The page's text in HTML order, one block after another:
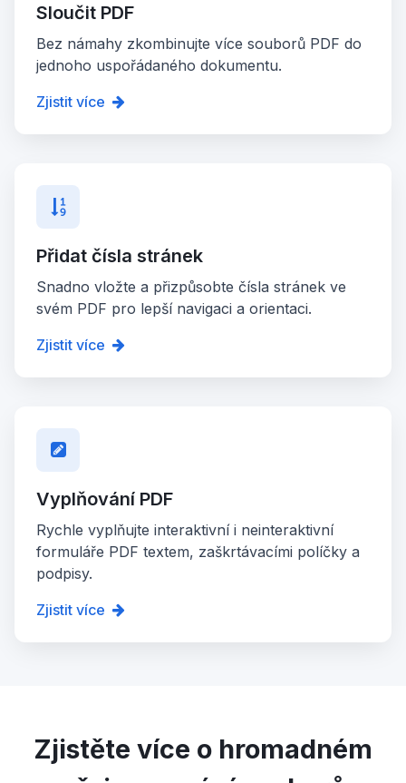
Sloučit PDF
Bez námahy zkombinujte více souborů PDF do
jednoho uspořádaného dokumentu.
Zjistit více
Přidat čísla stránek
Snadno vložte a přizpůsobte čísla stránek ve
svém PDF pro lepší navigaci a orientaci.
Zjistit více
Vyplňování PDF
Rychle vyplňujte interaktivní i neinteraktivní
formuláře PDF textem, zaškrtávacími políčky a
podpisy.
Zjistit více
Zjistěte více o hromadném